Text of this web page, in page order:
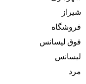
شیراز
فروشگاه
فوق لیسانس
لیسانس
مرد